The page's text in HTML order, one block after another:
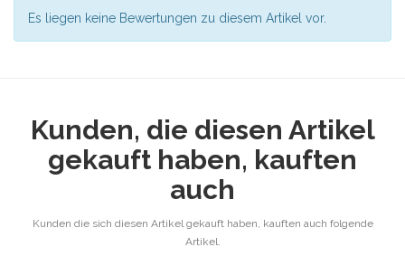
Es liegen keine Bewertungen zu diesem Artikel vor.
Kunden, die diesen Artikel
gekauft haben, kauften
auch
Kunden die sich diesen Artikel gekauft haben, kauften auch folgende
Artikel.